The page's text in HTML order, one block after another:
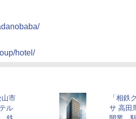
hotel/
山市
ル
「相鉄
サ 高田